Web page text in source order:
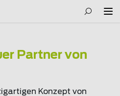
Partner von
Konzept von